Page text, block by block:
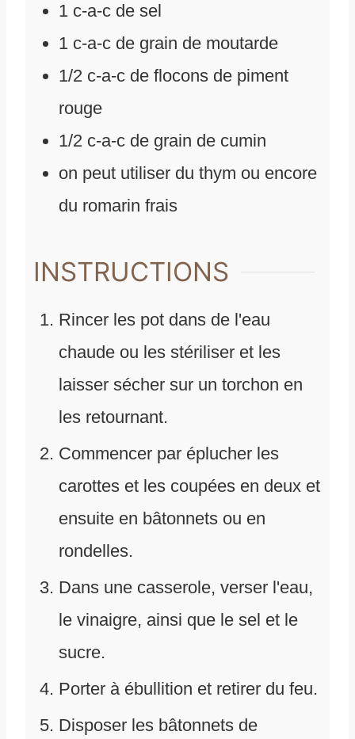
1 c-a-c de sel
1 c-a-c de grain de moutarde
1/2 c-a-c de flocons de piment
rouge
1/2 c-a-c de grain de cumin
on peut utiliser du thym ou encore
du romarin frais
INSTRUCTIONS
Rincer les pot dans de l'eau
chaude ou les stériliser et les
laisser sécher sur un torchon en
les retournant.
Commencer par éplucher les
carottes et les coupées en deux et
ensuite en bâtonnets ou en
rondelles.
Dans une casserole, verser l'eau,
le vinaigre, ainsi que le sel et le
sucre.
Porter à ébullition et retirer du feu.
Disposer les bâtonnets de